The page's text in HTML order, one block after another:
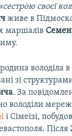
своєї
живе в
маршалів
зі
. За
володіли
і Сімеїзі,